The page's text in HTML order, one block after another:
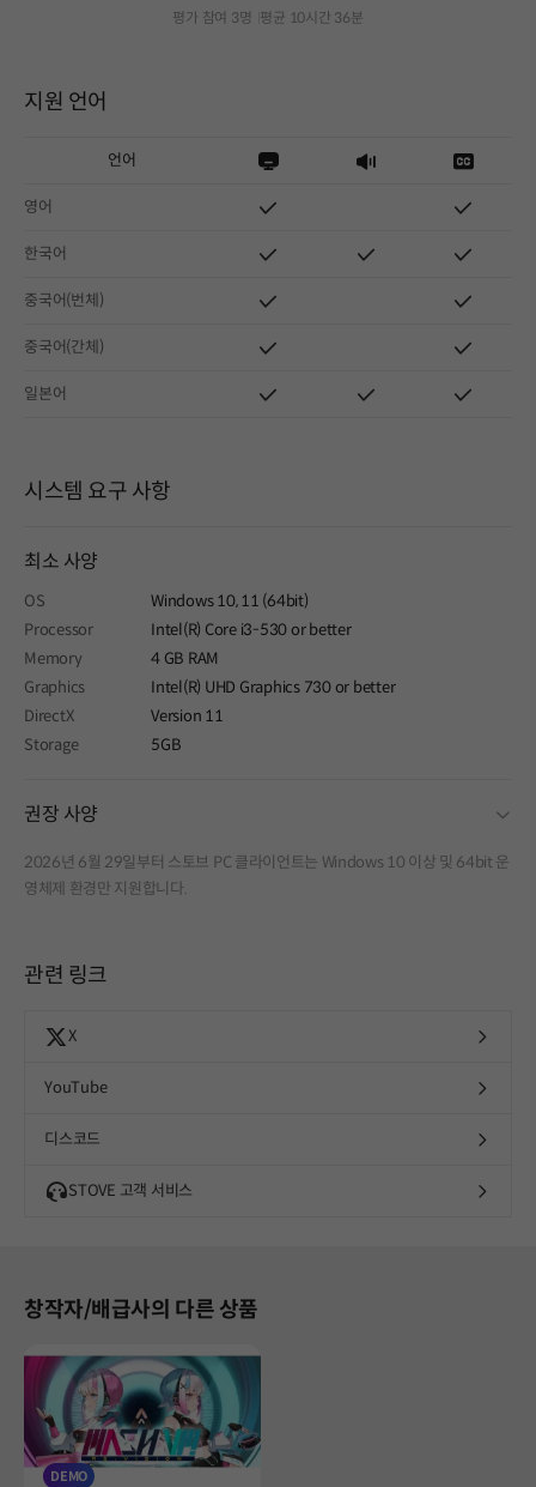
평가 참여 3명 평균 10시간 36분
지원 언어
언어
영어
한국어
중국어(번체)
중국어(간체)
일본어
시스템 요구 사항
최소 사양
OS
Windows 10, 11 (64bit)
Processor
Intel(R) Core i3-530 or better
Memory
4 GB RAM
Graphics
Intel(R) UHD Graphics 730 or better
DirectX
Version 11
Storage
5GB
권장 사양
2026년 6월 29일부터 스토브 PC 클라이언트는 Windows 10 이상 및 64bit 운
영체제 환경만 지원합니다.
관련 링크
X
YouTube
디스코드
STOVE 고객 서비스
창작자/배급사의 다른 상품
DEMO